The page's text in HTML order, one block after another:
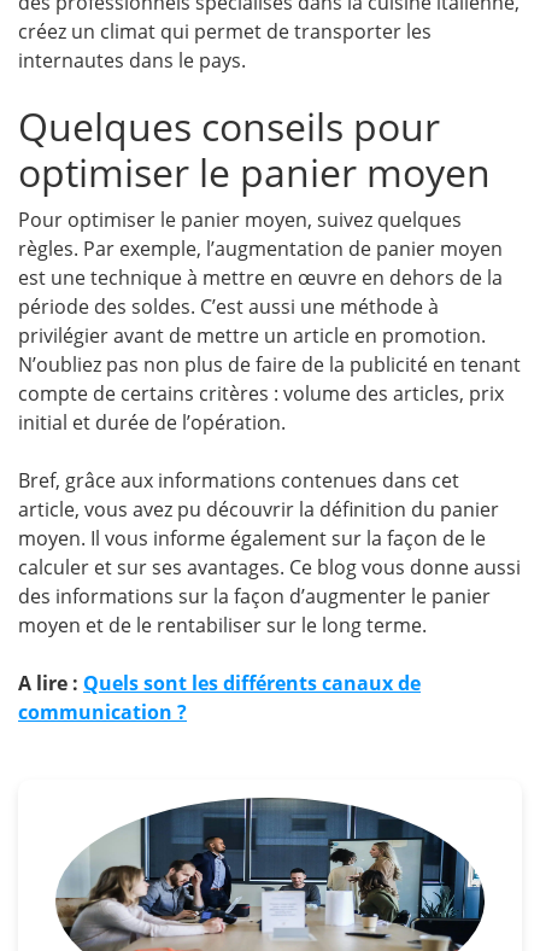
créez un climat qui permet de transporter les
internautes dans le pays.
Quelques conseils pour
optimiser le panier moyen
Pour optimiser le panier moyen, suivez quelques
règles. Par exemple, l’augmentation de panier moyen
est une technique à mettre en œuvre en dehors de la
période des soldes. C’est aussi une méthode à
privilégier avant de mettre un article en promotion.
N’oubliez pas non plus de faire de la publicité en tenant
compte de certains critères : volume des articles, prix
initial et durée de l’opération.
Bref, grâce aux informations contenues dans cet
article, vous avez pu découvrir la définition du panier
moyen. Il vous informe également sur la façon de le
calculer et sur ses avantages. Ce blog vous donne aussi
des informations sur la façon d’augmenter le panier
moyen et de le rentabiliser sur le long terme.
A lire : Quels sont les différents canaux de
communication ?